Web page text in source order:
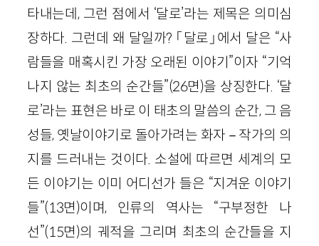
타내는데, 그런 점에서 ‘달로’라는 제목은 의미심
장하다. 그런데 왜 달일까? 「달로」에서 달은 “사
람들을 매혹시킨 가장 오래된 이야기”이자 “기억
나지 않는 최초의 순간들”(26면)을 상징한다. ‘달
로’라는 표현은 바로 이 태초의 말씀의 순간, 그 음
성들, 옛날이야기로 돌아가려는 화자－작가의 의
지를 드러내는 것이다. 소설에 따르면 세계의 모
든 이야기는 이미 어디선가 들은 “지겨운 이야기
들”(13면)이며, 인류의 역사는 “구부정한 나
선”(15면)의 궤적을 그리며 최초의 순간들을 지